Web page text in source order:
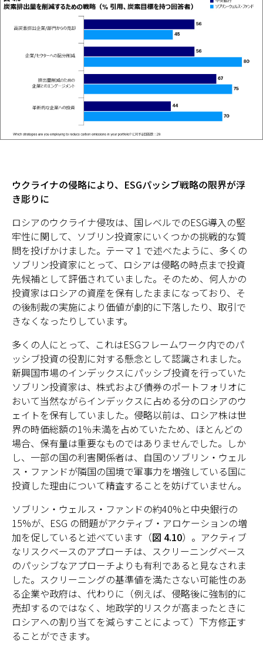
ウクライナの侵略により、ESGパッシブ戦略の限界が浮
き彫りに
ロシアのウクライナ侵攻は、国レベルでのESG導入の堅
牢性に関して、ソブリン投資家にいくつかの挑戦的な質
問を投げかけました。テーマ 1 で述べたように、多くの
ソブリン投資家にとって、ロシアは侵略の時点まで投資
先候補として評価されていました。そのため、何人かの
投資家はロシアの資産を保有したままになっており、そ
の後制裁の実施により価値が劇的に下落したり、取引で
きなくなったりしています。
多くの人にとって、これはESGフレームワーク内でのパ
ッシブ投資の役割に対する懸念として認識されました。
新興国市場のインデックスにパッシブ投資を行っていた
ソブリン投資家は、株式および債券のポートフォリオに
おいて当然ながらインデックスに占める分のロシアのウ
ェイトを保有していました。侵略以前は、ロシア株は世
界の時価総額の1％未満を占めていたため、ほとんどの
場合、保有量は重要なものではありませんでした。しか
し、一部の国の利害関係者は、自国のソブリン・ウェル
ス・ファンドが隣国の国境で軍事力を増強している国に
投資した理由について精査することを妨げていません。
ソブリン・ウェルス・ファンドの約40%と中央銀行の
15%が、ESG の問題がアクティブ・アロケーションの増
加を促していると述べています（図 4.10）。アクティブ
なリスクベースのアプローチは、スクリーニングベース
のパッシブなアプローチよりも有利であると見なされま
した。スクリーニングの基準値を満たさない可能性のあ
る企業や政府は、代わりに（例えば、侵略後に強制的に
売却するのではなく、地政学的リスクが高まったときに
ロシアへの割り当てを減らすことによって）下方修正す
ることができます。